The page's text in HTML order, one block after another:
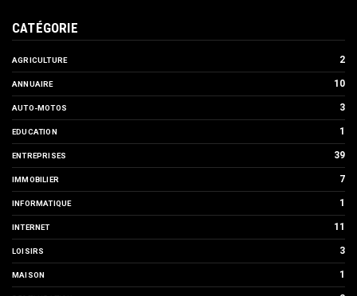
CATÉGORIE
AGRICULTURE 2
ANNUAIRE 10
AUTO-MOTOS 3
EDUCATION 1
ENTREPRISES 39
IMMOBILIER 7
INFORMATIQUE 1
INTERNET 11
LOISIRS 3
MAISON 1